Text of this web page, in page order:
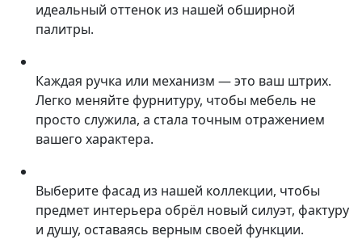
идеальный оттенок из нашей обширной
палитры.
Каждая ручка или механизм — это ваш штрих.
Легко меняйте фурнитуру, чтобы мебель не
просто служила, а стала точным отражением
вашего характера.
Выберите фасад из нашей коллекции, чтобы
предмет интерьера обрёл новый силуэт, фактуру
и душу, оставаясь верным своей функции.